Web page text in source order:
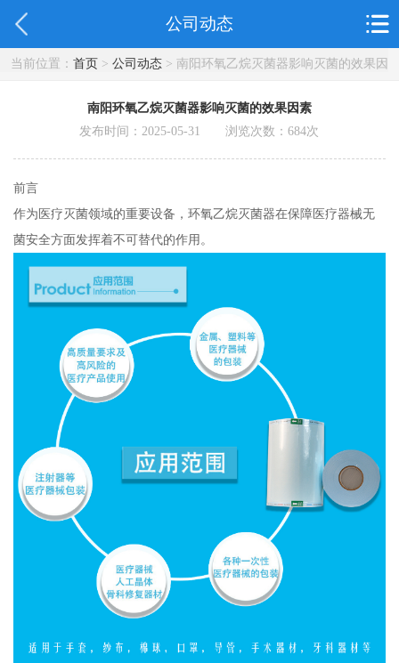
公司动态
当前位置： 首页> 公司动态> 南阳环氧乙烷灭菌器影响灭菌的效果因
南阳环氧乙烷灭菌器影响灭菌的效果因素
发布时间：2025-05-31 浏览次数：684次
前言
作为医疗灭菌领域的重要设备，环氧乙烷灭菌器在保障医疗器械无
菌安全方面发挥着不可替代的作用。